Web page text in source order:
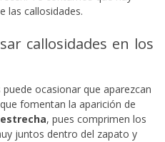
las callosidades.
callosidades en los
puede ocasionar que aparezcan
fomentan la aparición de
, pues comprimen los
juntos dentro del zapato y